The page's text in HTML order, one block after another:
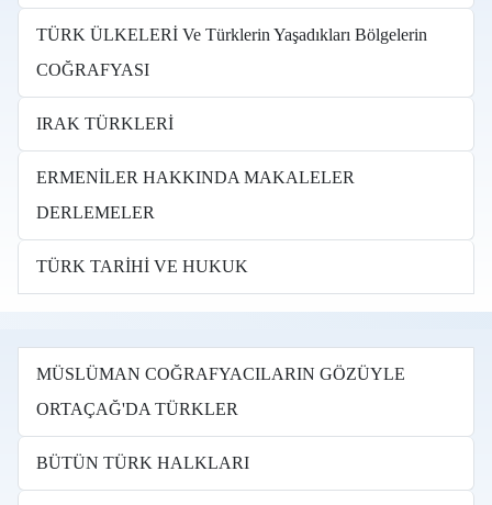
TÜRK ÜLKELERİ Ve Türklerin Yaşadıkları Bölgelerin
COĞRAFYASI
IRAK TÜRKLERİ
ERMENİLER HAKKINDA MAKALELER
DERLEMELER
TÜRK TARİHİ VE HUKUK
MÜSLÜMAN COĞRAFYACILARIN GÖZÜYLE
ORTAÇAĞ'DA TÜRKLER
BÜTÜN TÜRK HALKLARI